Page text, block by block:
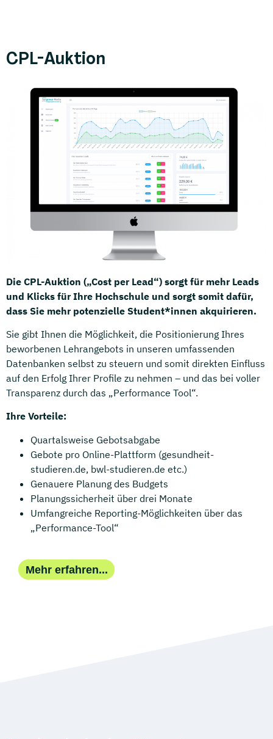
CPL-Auktion
Die CPL-Auktion („Cost per Lead“) sorgt für mehr Leads
und Klicks für Ihre Hochschule und sorgt somit dafür,
dass Sie mehr potenzielle Student*innen akquirieren.
Sie gibt Ihnen die Möglichkeit, die Positionierung Ihres
beworbenen Lehrangebots in unseren umfassenden
Datenbanken selbst zu steuern und somit direkten Einfluss
auf den Erfolg Ihrer Profile zu nehmen – und das bei voller
Transparenz durch das „Performance Tool“.
Ihre Vorteile:
Quartalsweise Gebotsabgabe
Gebote pro Online-Plattform (gesundheit-
studieren.de, bwl-studieren.de etc.)
Genauere Planung des Budgets
Planungssicherheit über drei Monate
Umfangreiche Reporting-Möglichkeiten über das
„Performance-Tool“
Mehr erfahren...